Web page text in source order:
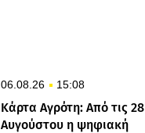
06.08.26 15:08
Κάρτα Αγρότη: Από τις 28
Αυγούστου η ψηφιακή